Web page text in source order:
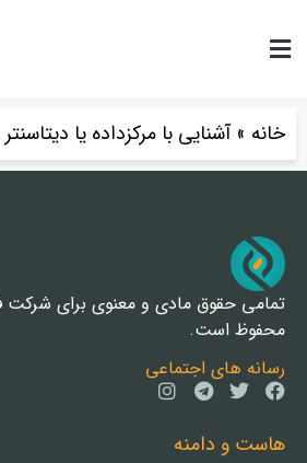
خانه »آشنایی با مرکزداده یا
تمامی حقوق مادی و معنوی برای شرکت
محفوظ است.
رسانه های اجتماعی
هاست و دامنه